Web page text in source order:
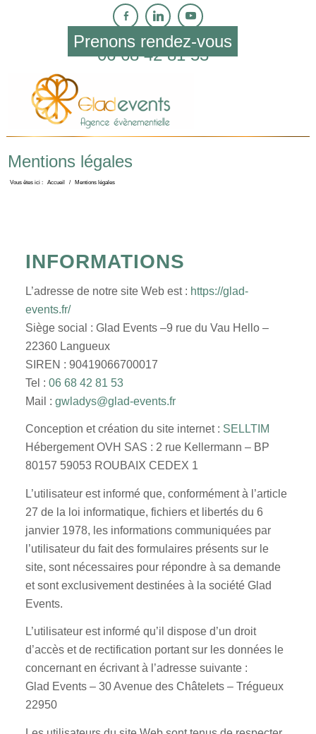
Prenons rendez-vous
06 68 42 81 53
Mentions légales
Vous êtes ici : Accueil / Mentions légales
INFORMATIONS
L’adresse de notre site Web est : https://glad-
events.fr/
Siège social : Glad Events –9 rue du Vau Hello –
22360 Langueux
SIREN : 90419066700017
Tel : 06 68 42 81 53
Mail : gwladys@glad-events.fr
Conception et création du site internet : SELLTIM
Hébergement OVH SAS : 2 rue Kellermann – BP
80157 59053 ROUBAIX CEDEX 1
L’utilisateur est informé que, conformément à l’article
27 de la loi informatique, fichiers et libertés du 6
janvier 1978, les informations communiquées par
l’utilisateur du fait des formulaires présents sur le
site, sont nécessaires pour répondre à sa demande
et sont exclusivement destinées à la société Glad
Events.
L’utilisateur est informé qu’il dispose d’un droit
d’accès et de rectification portant sur les données le
concernant en écrivant à l’adresse suivante :
Glad Events – 30 Avenue des Châtelets – Trégueux
22950